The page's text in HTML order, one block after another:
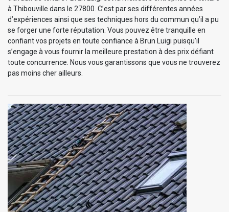
à Thibouville dans le 27800. C’est par ses différentes années
d’expériences ainsi que ses techniques hors du commun qu’il a pu
se forger une forte réputation. Vous pouvez être tranquille en
confiant vos projets en toute confiance à Brun Luigi puisqu’il
s’engage à vous fournir la meilleure prestation à des prix défiant
toute concurrence. Nous vous garantissons que vous ne trouverez
pas moins cher ailleurs.